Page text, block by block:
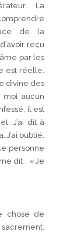
La
de la
reçu
âme par les
est réelle.
divine des
aucun
il est
J’ai dit à
J’ai oublié.
personne
dit : « Je
chose de